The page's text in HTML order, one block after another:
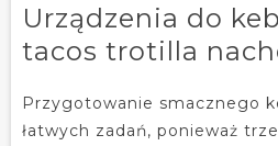
Urządzenia do
tacos trotilla
Przygotowanie smacznego
łatwych zadań, ponieważ